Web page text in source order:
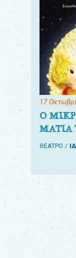
17
Ο
ΜΑΤΙΑ
ΘΕΑΤΡΟ